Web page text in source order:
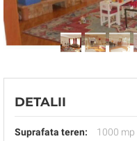
DETALII
Suprafata teren:
1000 mp